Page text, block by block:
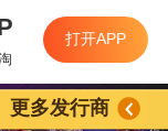
打开APP
更多发行商